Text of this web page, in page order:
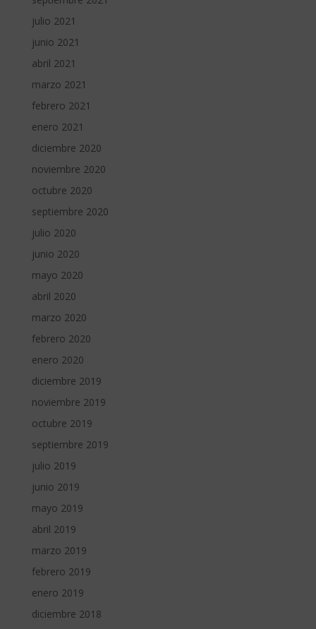
julio 2021
junio 2021
abril 2021
marzo 2021
febrero 2021
enero 2021
diciembre 2020
noviembre 2020
octubre 2020
septiembre 2020
julio 2020
junio 2020
mayo 2020
abril 2020
marzo 2020
febrero 2020
enero 2020
diciembre 2019
noviembre 2019
octubre 2019
septiembre 2019
julio 2019
junio 2019
mayo 2019
abril 2019
marzo 2019
febrero 2019
enero 2019
diciembre 2018